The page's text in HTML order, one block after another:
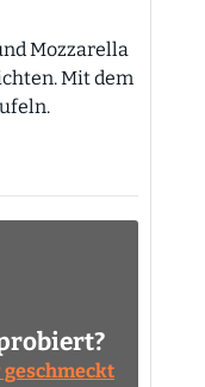
Mozzarella
Mit dem
geschmeckt